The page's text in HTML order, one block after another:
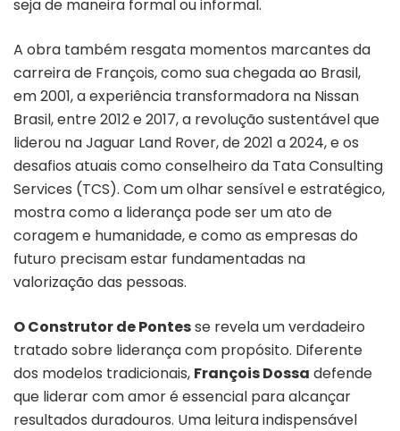
seja de maneira formal ou informal.
A obra também resgata momentos marcantes da
carreira de François, como sua chegada ao Brasil,
em 2001, a experiência transformadora na Nissan
Brasil, entre 2012 e 2017, a revolução sustentável que
liderou na Jaguar Land Rover, de 2021 a 2024, e os
desafios atuais como conselheiro da Tata Consulting
Services (TCS). Com um olhar sensível e estratégico,
mostra como a liderança pode ser um ato de
coragem e humanidade, e como as empresas do
futuro precisam estar fundamentadas na
valorização das pessoas.
O Construtor de Pontesse revela um verdadeiro
tratado sobre liderança com propósito. Diferente
dos modelos tradicionais, François Dossa defende
que liderar com amor é essencial para alcançar
resultados duradouros. Uma leitura indispensável